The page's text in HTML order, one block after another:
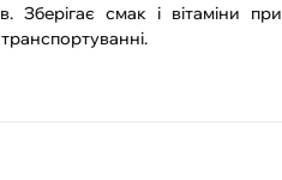
Зберігає смак і вітаміни при